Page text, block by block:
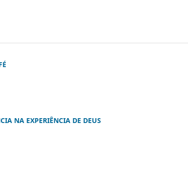
NA EXPERIÊNCIA DE DEUS